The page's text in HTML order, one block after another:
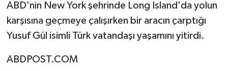
ABD'nin New York şehrinde Long Island'da yolun
karşısına geçmeye çalışırken bir aracın çarptığı
Yusuf Gül isimli Türk vatandaşı yaşamını yitirdi.
ABDPOST.COM